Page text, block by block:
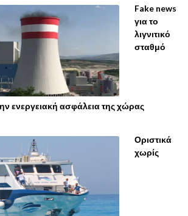
Fake news
για το
λιγνιτικό
σταθμό
ενεργειακή ασφάλεια της χώρας
Οριστικά
χωρίς